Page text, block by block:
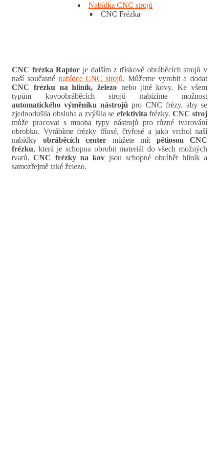
Nabídka CNC strojů
CNC Frézka
CNC frézka Raptor je dalším z třískově obráběcích strojů v
naší současné nabídce CNC strojů. Můžeme vyrobit a dodat
CNC frézku na hliník, železo nebo jiné kovy. Ke všem
typům kovoobráběcích strojů nabízíme možnost
automatického výměníku nástrojů pro CNC frézy, aby se
zjednodušila obsluha a zvýšila se efektivita frézky. CNC stroj
může pracovat s mnoha typy nástrojů pro různé tvarování
obrobku. Vyrábíme frézky tříosé, čtyřosé a jako vrchol naší
nabídky obráběcích center můžete mít pětiosou CNC
frézku, která je schopna obrobit materiál do všech možných
tvarů.CNC frézky na kov jsou schopné obrábět hliník a
samozřejmě také železo.